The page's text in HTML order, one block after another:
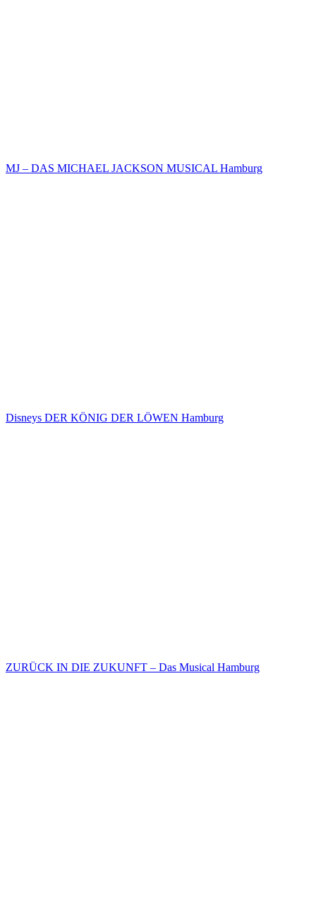
MJ – DAS MICHAEL JACKSON MUSICAL Hamburg
Disneys DER KÖNIG DER LÖWEN Hamburg
ZURÜCK IN DIE ZUKUNFT – Das Musical Hamburg